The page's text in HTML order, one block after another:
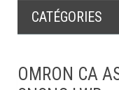
CATÉGORIES
OMRON CA